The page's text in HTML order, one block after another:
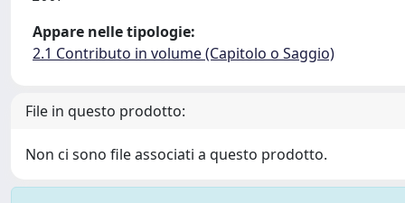
Appare nelle tipologie:
2.1 Contributo in volume (Capitolo o Saggio)
File in questo prodotto:
Non ci sono file associati a questo prodotto.